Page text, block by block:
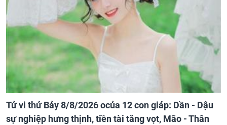
Tử vi thứ Bảy 8/8/2026 ocủa 12 con giáp: Dần - Dậu
sự nghiệp hưng thịnh, tiền tài tăng vọt, Mão - Thân